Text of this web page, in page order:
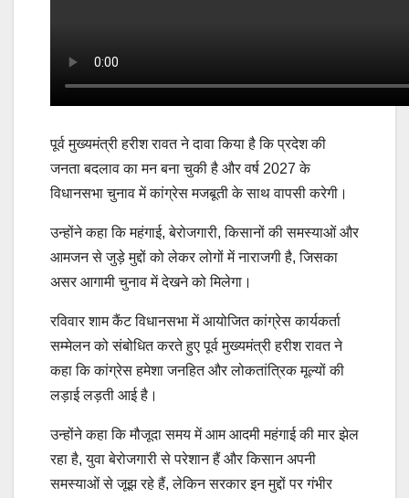
पूर्व मुख्यमंत्री हरीश रावत ने दावा किया है कि प्रदेश की
जनता बदलाव का मन बना चुकी है और वर्ष 2027 के
विधानसभा चुनाव में कांग्रेस मजबूती के साथ वापसी करेगी।
उन्होंने कहा कि महंगाई, बेरोजगारी, किसानों की समस्याओं और
आमजन से जुड़े मुद्दों को लेकर लोगों में नाराजगी है, जिसका
असर आगामी चुनाव में देखने को मिलेगा।
रविवार शाम कैंट विधानसभा में आयोजित कांग्रेस कार्यकर्ता
सम्मेलन को संबोधित करते हुए पूर्व मुख्यमंत्री हरीश रावत ने
कहा कि कांग्रेस हमेशा जनहित और लोकतांत्रिक मूल्यों की
लड़ाई लड़ती आई है।
उन्होंने कहा कि मौजूदा समय में आम आदमी महंगाई की मार झेल
रहा है, युवा बेरोजगारी से परेशान हैं और किसान अपनी
समस्याओं से जूझ रहे हैं, लेकिन सरकार इन मुद्दों पर गंभीर